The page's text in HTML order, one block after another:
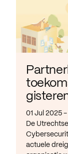
01 Jul 2025
De
actuele